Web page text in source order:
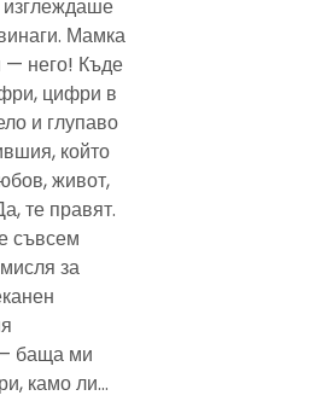
изглеждаше
Мамка
— него! Къде
цифри в
и глупаво
който
живот,
те правят.
съвсем
за
баща ми
камо ли…